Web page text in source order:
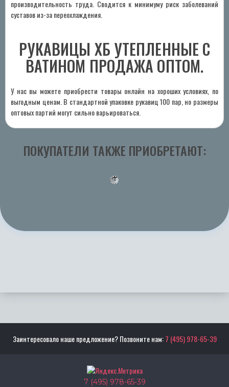
производительность труда. Сводится к минимуму риск заболеваний
суставов из-за переохлаждения.
РУКАВИЦЫ ХБ УТЕПЛЕННЫЕ С
ВАТИНОМ ПРОДАЖА ОПТОМ.
У нас вы можете приобрести товары онлайн на хороших условиях, по
выгодным ценам. В стандартной упаковке рукавиц 100 пар, но размеры
оптовых партий могут сильно варьироваться.
ПОКУПАТЕЛИ ТАКЖЕ ПРИОБРЕТАЮТ:
Заинтересовало наше предложение? Позвоните нам:7 (495) 978-65-39
7 (495) 978-65-39